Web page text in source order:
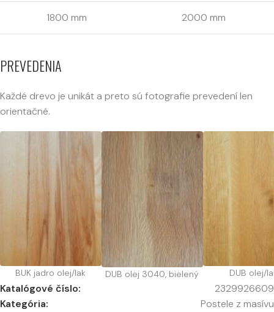
1800 mm 2000 mm
PREVEDENIA
Každé drevo je unikát a preto sú fotografie prevedení len
orientačné.
BUK jadro olej/lak DUB olej 3040, bielený DUB olej/
Katalógové číslo:
2329926609
Kategória:
Postele z masívu